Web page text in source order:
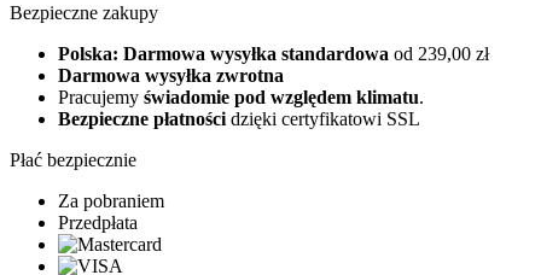
Bezpieczne zakupy
Polska: Darmowa wysyłka standardowa od 239,00 zł
Darmowa wysyłka zwrotna
Pracujemy świadomie pod względem klimatu.
Bezpieczne płatności dzięki certyfikatowi SSL
Płać bezpiecznie
Za pobraniem
Przedpłata